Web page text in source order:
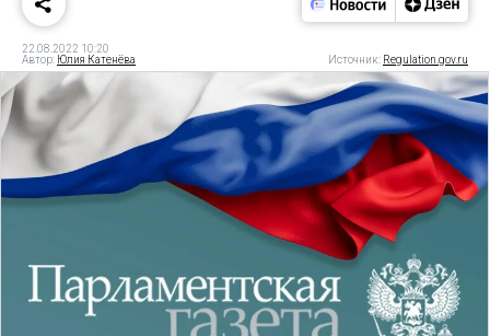
22.08.2022 10:20
Автор: Юлия Катенёва Источник: Regulation.gov.ru